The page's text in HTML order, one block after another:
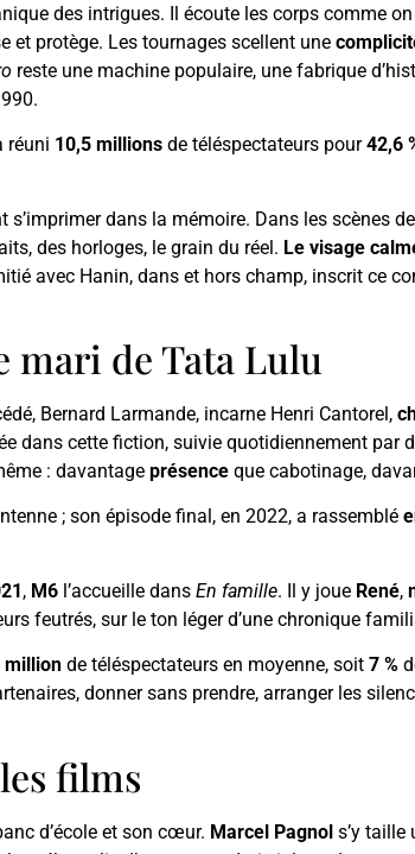
des intrigues. Il écoute les corps comme
et protège. Les tournages scellent une
reste une machine populaire, une fabrique
réuni 10,5 millions de téléspectateurs pour42,6
s’imprimer dans la mémoire. Dans les scènes
des horloges, le grain du réel. Le visage
avec Hanin, dans et hors champ, inscrit ce
mari de Tata Lulu
Bernard Larmande, incarne Henri Cantorel,
dans cette fiction, suivie quotidiennement par
: davantage présence que cabotinage,
; son épisode final, en 2022, a rassemblé
, M6 l’accueille dans En famille. Il y joue René,
feutrés, sur le ton léger d’une chronique
million de téléspectateurs en moyenne, soit 7 %
donner sans prendre, arranger les
films
d’école et son cœur. Marcel Pagnol s’y taille